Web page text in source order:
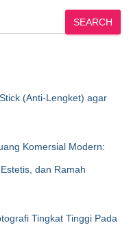
SEARCH
(Anti-Lengket) agar
Komersial Modern:
dan Ramah
Tingkat Tinggi Pada